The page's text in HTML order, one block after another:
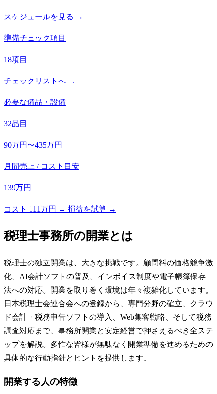
スケジュールを見る →
準備チェック項目
18項目
チェックリストへ →
必要な備品・設備
32品目
90万円〜435万円
月間売上 / コスト目安
139万円
コスト 111万円 → 損益を試算 →
税理士事務所の開業とは
税理士の独立開業は、大きな挑戦です。顧問料の価格競争激
化、AI会計ソフトの普及、インボイス制度や電子帳簿保存
法への対応。開業を取り巻く環境は年々複雑化しています。
日本税理士会連合会への登録から、専門分野の確立、クラウ
ド会計・税務申告ソフトの導入、Web集客戦略、そして税務
調査対応まで、事務所開業と安定経営で押さえるべき全ステ
ップを解説。多忙な皆様が無駄なく開業準備を進めるための
具体的な行動指針とヒントを提供します。
開業する人の特徴